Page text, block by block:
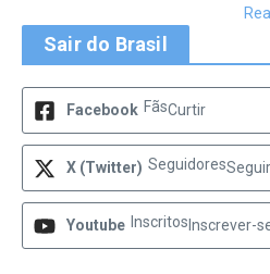
Sair do Brasil
Facebook FãsCurtir
X (Twitter) SeguidoresSeguir
Youtube Inscritos Inscrever-